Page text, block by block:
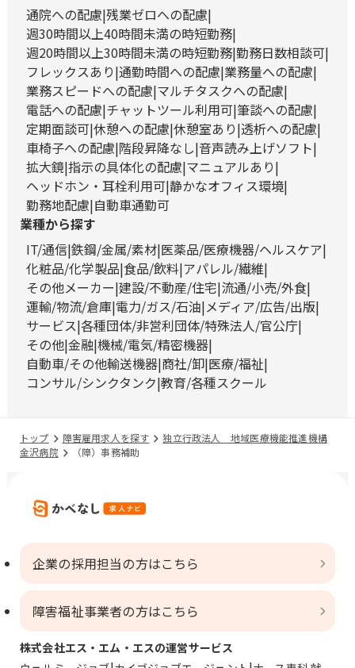
通院への配慮 残業ゼロへの配慮
週30時間以上40時間未満の時短勤務
週20時間以上30時間未満の時短勤務 勤務日数相談可
フレックスあり 通勤時間への配慮 業務量への配慮
業務スピードへの配慮 マルチタスクへの配慮
電話への配慮 チャットツール利用可 筆談への配慮
定期面談可 休憩への配慮 休憩室あり 透析への配慮
車椅子への配慮 階段昇降なし 音声読み上げソフト
拡大鏡 指示の具体化の配慮 マニュアルあり
ヘッドホン・耳栓利用可 静かなオフィス環境
勤務地配慮 自動車通勤可
業種から探す
IT/通信 鉄鋼/金属/素材 医薬品/医療機器/ヘルスケア
化粧品/化学製品 食品/飲料 アパレル/繊維
その他メーカー 建設/不動産/住宅 流通/小売/外食
運輸/物流/倉庫 電力/ガス/石油 メディア/広告/出版
サービス 各種団体/非営利団体/特殊法人/官公庁
その他 金融 機械/電気/精密機器
自動車/その他輸送機器 商社/卸 医療/福祉
コンサル/シンクタンク 教育/各種スクール
トップ 障害雇用求人を探す
独立行政法人 地域医療機能推進機構
金沢病院
（障）事務補助
企業の採用担当の方はこちら
障害福祉事業者の方はこちら
株式会社エス・エム・エスの運営サービス